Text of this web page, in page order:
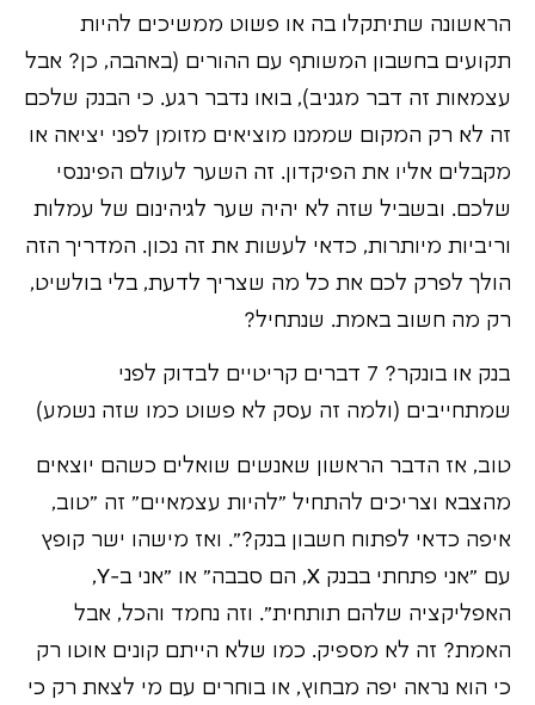
הראשונה שתיתקלו בה או פשוט ממשיכים להיות
תקועים בחשבון המשותף עם ההורים (באהבה, כן? אבל
עצמאות זה דבר מגניב), בואו נדבר רגע. כי הבנק שלכם
זה לא רק המקום שממנו מוציאים מזומן לפני יציאה או
מקבלים אליו את הפיקדון. זה השער לעולם הפיננסי
שלכם. ובשביל שזה לא יהיה שער לגיהינום של עמלות
וריביות מיותרות, כדאי לעשות את זה נכון. המדריך הזה
הולך לפרק לכם את כל מה שצריך לדעת, בלי בולשיט,
רק מה חשוב באמת. שנתחיל?
בנק או בונקר? 7 דברים קריטיים לבדוק לפני
שמתחייבים (ולמה זה עסק לא פשוט כמו שזה נשמע)
טוב, אז הדבר הראשון שאנשים שואלים כשהם יוצאים
מהצבא וצריכים להתחיל "להיות עצמאיים" זה "טוב,
איפה כדאי לפתוח חשבון בנק?". ואז מישהו ישר קופץ
עם "אני פתחתי בבנק X, הם סבבה" או "אני ב-Y,
האפליקציה שלהם תותחית". וזה נחמד והכל, אבל
האמת? זה לא מספיק. כמו שלא הייתם קונים אוטו רק
כי הוא נראה יפה מבחוץ, או בוחרים עם מי לצאת רק כי